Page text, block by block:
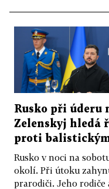
Rusko při úderu
Zelenskyj hledá
proti
Rusko v noci na
okolí. Při útoku
prarodiči. Jeho rodiče